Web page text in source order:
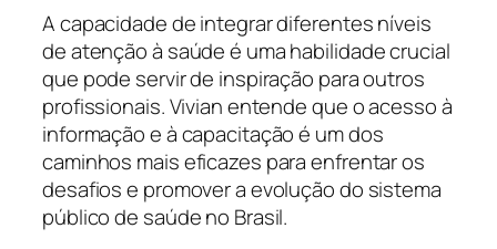
A capacidade de integrar diferentes níveis
de atenção à saúde é uma habilidade crucial
que pode servir de inspiração para outros
profissionais. Vivian entende que o acesso à
informação e à capacitação é um dos
caminhos mais eficazes para enfrentar os
desafios e promover a evolução do sistema
público de saúde no Brasil.